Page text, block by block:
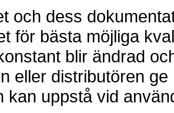
och dess
för bästa möjliga
blir ändrad
eller distributören
kan uppstå vid